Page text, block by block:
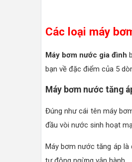
Các loại máy
Máy bơm nước gia đình
bạn về đặc điểm của 5
Máy bơm nước tăng
Đúng như cái tên máy
đầu vòi nước sinh hoạt
Máy bơm nước tăng áp